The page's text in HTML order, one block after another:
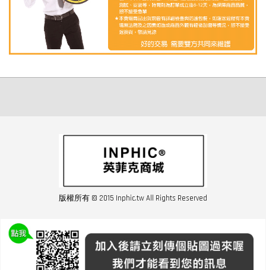
版權所有 © 2015 Inphic.tw All Rights Reserved
友站連結inphic營業設備
聯絡我們 02-28852016 如遇商品缺貨或數量不足請與客服聯繫